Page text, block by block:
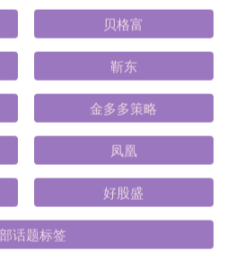
贝格富
靳东
金多多策略
凤凰
好股盛
话题标签